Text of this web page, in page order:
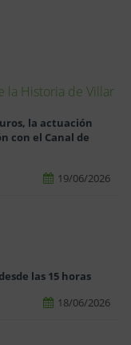
la Historia de Villar
la actuación
con el Canal de
19/06/2026
las 15 horas
18/06/2026